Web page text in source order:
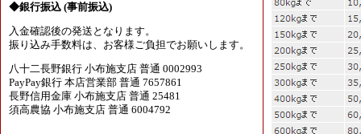
◆銀行振込 (事前振込)
入金確認後の発送となります。
振り込み手数料は、お客様ご負担でお願いします。
八十二長野銀行 小布施支店 普通 0002993
PayPay銀行 本店営業部 普通 7657861
長野信用金庫 小布施支店 普通 25481
須高農協 小布施支店 普通 6004792